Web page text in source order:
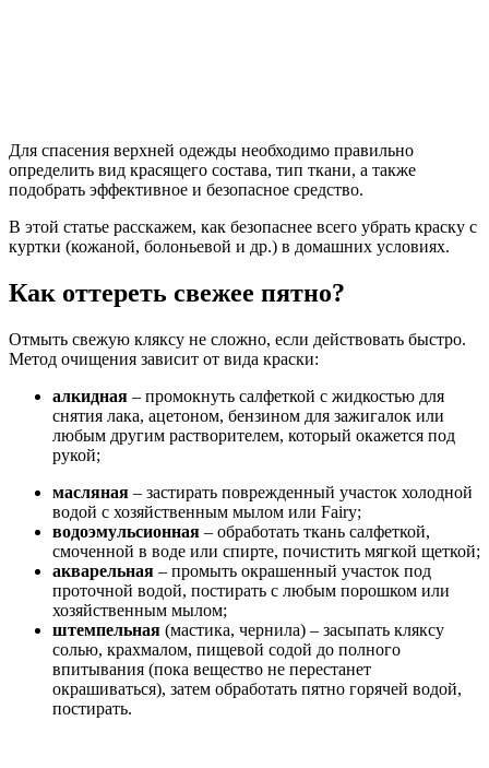
Для спасения верхней одежды необходимо правильно
определить вид красящего состава, тип ткани, а также
подобрать эффективное и безопасное средство.
В этой статье расскажем, как безопаснее всего убрать краску с
куртки (кожаной, болоньевой и др.) в домашних условиях.
Как оттереть свежее пятно?
Отмыть свежую кляксу не сложно, если действовать быстро.
Метод очищения зависит от вида краски:
алкидная – промокнуть салфеткой с жидкостью для
снятия лака, ацетоном, бензином для зажигалок или
любым другим растворителем, который окажется под
рукой;
масляная – застирать поврежденный участок холодной
водой с хозяйственным мылом или Fairy;
водоэмульсионная – обработать ткань салфеткой,
смоченной в воде или спирте, почистить мягкой щеткой;
акварельная – промыть окрашенный участок под
проточной водой, постирать с любым порошком или
хозяйственным мылом;
штемпельная (мастика, чернила) – засыпать кляксу
солью, крахмалом, пищевой содой до полного
впитывания (пока вещество не перестанет
окрашиваться), затем обработать пятно горячей водой,
постирать.